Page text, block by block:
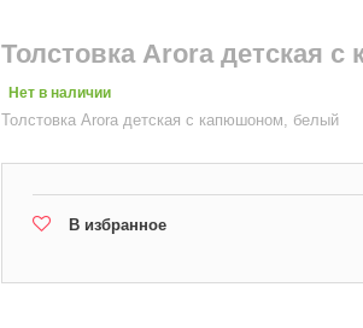
Толстовка Arora детская
Нет в наличии
Толстовка Arora детская с капюшоном, белый
В избранное